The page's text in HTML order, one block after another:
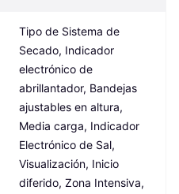
Tipo de Sistema de
Secado, Indicador
electrónico de
abrillantador, Bandejas
ajustables en altura,
Media carga, Indicador
Electrónico de Sal,
Visualización, Inicio
diferido, Zona Intensiva,